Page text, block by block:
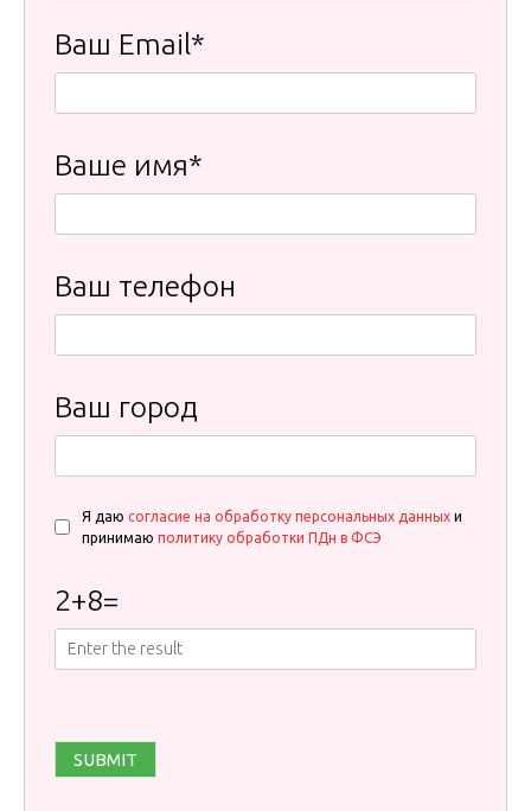
Ваш Email*
Ваше имя*
Ваш телефон
Ваш город
Я даю согласие на обработку персональных данных и
принимаю политику обработки ПДн в ФСЭ
2+8=